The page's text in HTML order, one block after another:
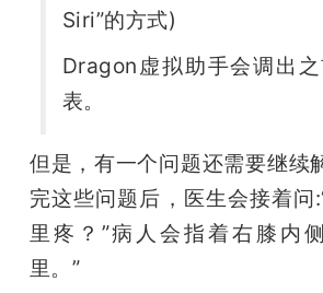
Siri”的方式)
Dragon虚拟助手会调出
表。
但是，有一个问题还需要继续
完这些问题后，医生会接着问
里疼？”病人会指着右膝内
里。”